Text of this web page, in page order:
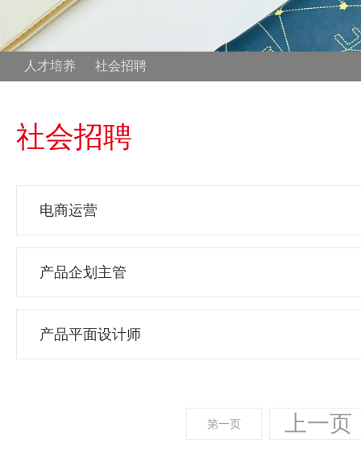
人才培养 社会招聘
社会招聘
电商运营
产品企划主管
产品平面设计师
第一页 上一页